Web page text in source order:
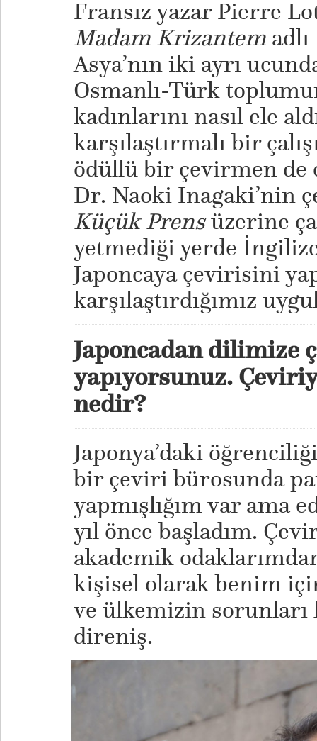
Fransız yazar Pierre
Madam Krizantemadlı
Asya’nın iki ayrı
Osmanlı-Türk
kadınlarını nasıl ele
karşılaştırmalı bir
ödüllü bir çevirmen de
Dr. Naoki Inagaki’nin
Küçük Prensüzerine
yetmediği yerde
Japoncaya çevirisini
karşılaştırdığımız
Japoncadan dilimize
yapıyorsunuz.
nedir?
Japonya’daki
bir çeviri bürosunda
yapmışlığım var ama
yıl önce başladım.
akademik
kişisel olarak benim
ve ülkemizin sorunları
direniş.